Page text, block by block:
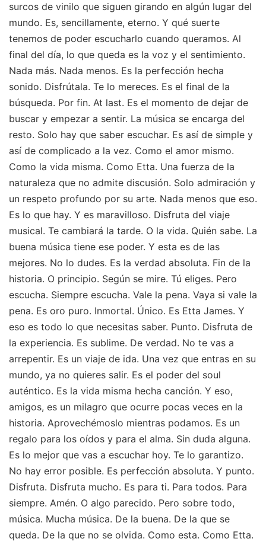
surcos de vinilo que siguen girando en algún lugar del
mundo. Es, sencillamente, eterno. Y qué suerte
tenemos de poder escucharlo cuando queramos. Al
final del día, lo que queda es la voz y el sentimiento.
Nada más. Nada menos. Es la perfección hecha
sonido. Disfrútala. Te lo mereces. Es el final de la
búsqueda. Por fin. At last. Es el momento de dejar de
buscar y empezar a sentir. La música se encarga del
resto. Solo hay que saber escuchar. Es así de simple y
así de complicado a la vez. Como el amor mismo.
Como la vida misma. Como Etta. Una fuerza de la
naturaleza que no admite discusión. Solo admiración y
un respeto profundo por su arte. Nada menos que eso.
Es lo que hay. Y es maravilloso. Disfruta del viaje
musical. Te cambiará la tarde. O la vida. Quién sabe. La
buena música tiene ese poder. Y esta es de las
mejores. No lo dudes. Es la verdad absoluta. Fin de la
historia. O principio. Según se mire. Tú eliges. Pero
escucha. Siempre escucha. Vale la pena. Vaya si vale la
pena. Es oro puro. Inmortal. Único. Es Etta James. Y
eso es todo lo que necesitas saber. Punto. Disfruta de
la experiencia. Es sublime. De verdad. No te vas a
arrepentir. Es un viaje de ida. Una vez que entras en su
mundo, ya no quieres salir. Es el poder del soul
auténtico. Es la vida misma hecha canción. Y eso,
amigos, es un milagro que ocurre pocas veces en la
historia. Aprovechémoslo mientras podamos. Es un
regalo para los oídos y para el alma. Sin duda alguna.
Es lo mejor que vas a escuchar hoy. Te lo garantizo.
No hay error posible. Es perfección absoluta. Y punto.
Disfruta. Disfruta mucho. Es para ti. Para todos. Para
siempre. Amén. O algo parecido. Pero sobre todo,
música. Mucha música. De la buena. De la que se
queda. De la que no se olvida. Como esta. Como Etta.